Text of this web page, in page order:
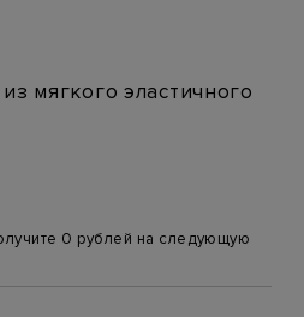
мягкого эластичного
0 рублей на следующую